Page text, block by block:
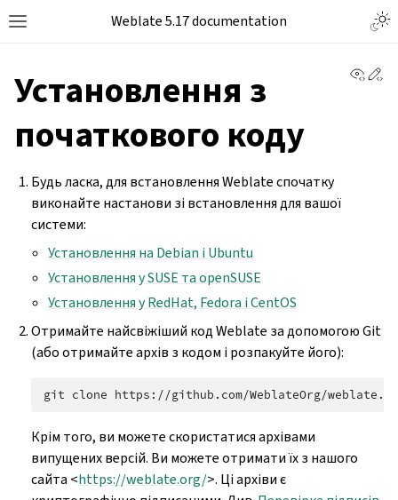
Weblate 5.17 documentation
Установлення з
початкового коду
Будь ласка, для встановлення Weblate спочатку
виконайте настанови зі встановлення для вашої
системи:
Установлення на Debian і Ubuntu
Установлення у SUSE та openSUSE
Установлення у RedHat, Fedora і CentOS
Отримайте найсвіжіший код Weblate за допомогою Git
(або отримайте архів з кодом і розпакуйте його):
git clone https://github.com/WeblateOrg/
Крім того, ви можете скористатися архівами
випущених версій. Ви можете отримати їх з нашого
сайта <https://weblate.org/>. Ці архіви є